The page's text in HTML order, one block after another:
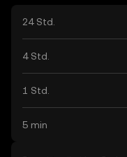
24 Std.
4 Std.
1 Std.
5 min